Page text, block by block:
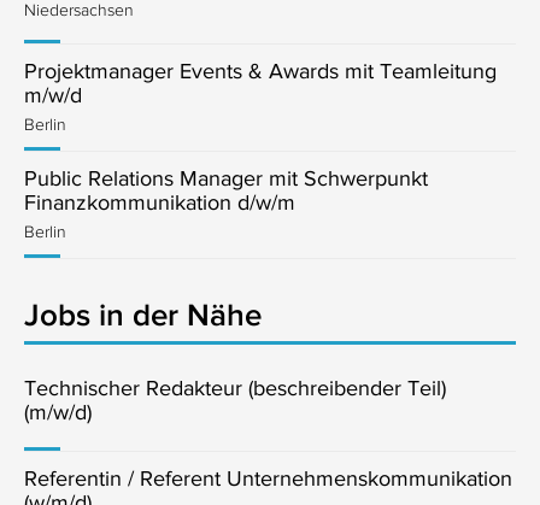
Niedersachsen
Projektmanager Events & Awards mit Teamleitung
m/w/d
Berlin
Public Relations Manager mit Schwerpunkt
Finanzkommunikation d/w/m
Berlin
Jobs in der Nähe
Technischer Redakteur (beschreibender Teil)
(m/w/d)
Referentin / Referent Unternehmenskommunikation